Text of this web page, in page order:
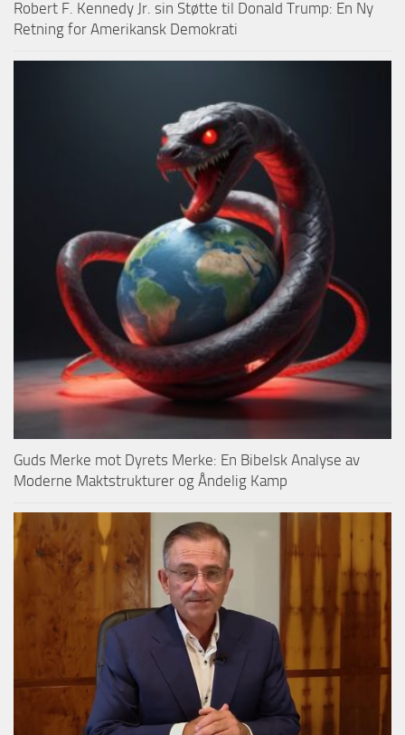
Robert F. Kennedy Jr. sin Støtte til Donald Trump: En Ny
Retning for Amerikansk Demokrati
Guds Merke mot Dyrets Merke: En Bibelsk Analyse av
Moderne Maktstrukturer og Åndelig Kamp